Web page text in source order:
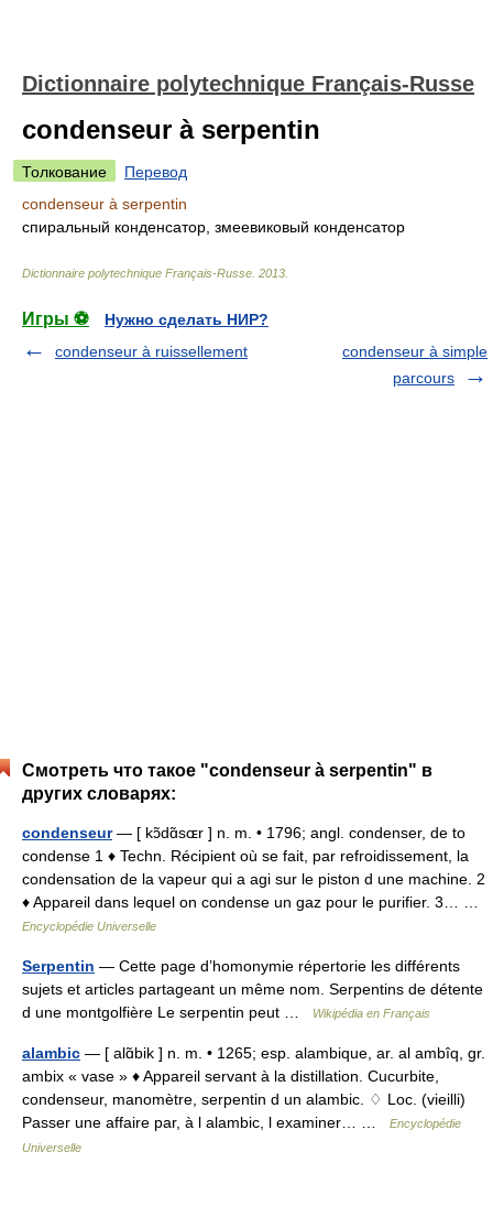
Dictionnaire polytechnique Français-Russe
condenseur à serpentin
Толкование
Перевод
condenseur à serpentin
спиральный конденсатор, змеевиковый конденсатор
Dictionnaire polytechnique Français-Russe 2013
Игры ⚽
Нужно сделать НИР?
condenseur à ruissellement
condenseur à simple
parcours
Смотреть что такое "condenseur à serpentin" в
других словарях:
condenseur— [ kɔ̃dɑ̃sɶr ] n. m. • 1796; angl. condenser, de to
condense 1 ♦ Techn. Récipient où se fait, par refroidissement, la
condensation de la vapeur qui a agi sur le piston d une machine. 2
♦ Appareil dans lequel on condense un gaz pour le purifier. 3… …
Encyclopédie Universelle
Serpentin — Cette page d’homonymie répertorie les différents
sujets et articles partageant un même nom. Serpentins de détente
d une montgolfière Le serpentin peut …
Wikipédia en Français
alambic — [ alɑ̃bik ] n. m. • 1265; esp. alambique, ar. al ambîq, gr.
ambix « vase » ♦ Appareil servant à la distillation. Cucurbite,
condenseur, manomètre, serpentin d un alambic. ♢ Loc. (vieilli)
Passer une affaire par, à l alambic, l examiner… …
Encyclopédie
Universelle